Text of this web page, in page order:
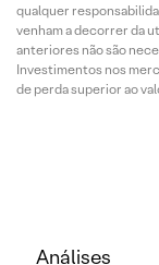
qualquer
venham a decorrer da
anteriores não são
Investimentos nos
de perda superior ao
Análises